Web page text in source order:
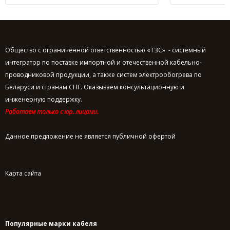
Общество с ограниченной ответственностью «ТЗС» - системный
интегратор по поставке импортной и отечественной кабельно-
проводниковой продукции, а также систем электрообогрева по
Беларуси и странам СНГ. Оказываем консультационную и
инженерную поддержку.
Работаем только с юр. лицами.
Данное предложение не является публичной офертой
Карта сайта
Популярные марки кабеля